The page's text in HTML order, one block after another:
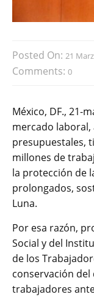
Posted On: 21
Comments: 0
México, DF., 21-
mercado
presupuestales,
millones de
la protección de
prolongados,
Luna.
Por esa razón,
Social y del
de los
conservación del
trabajadores